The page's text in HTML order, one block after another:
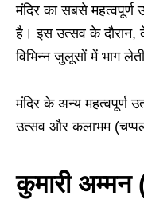
मंदिर का सबसे महत्वपूर्ण
है। इस उत्सव के दौरान,
विभिन्न जुलूसों में भाग
मंदिर के अन्य महत्वपूर्ण
उत्सव और कलाभम
कुमारी अम्मन